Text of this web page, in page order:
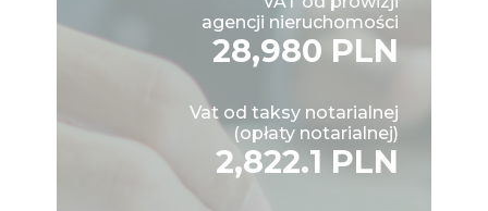
agencji nieruchomości
28,980 PLN
Vat od taksy notarialnej
(opłaty notarialnej)
2,822.1 PLN